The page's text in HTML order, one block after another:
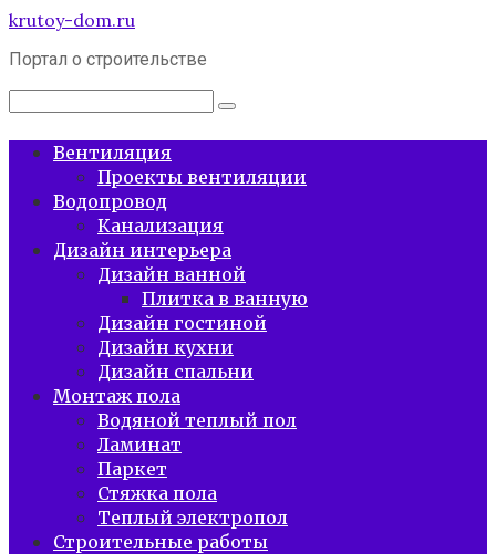
Перейти
контенту
krutoy-dom.ru
Портал о строительстве
Поиск:
Вентиляция
Проекты вентиляции
Водопровод
Канализация
Дизайн интерьера
Дизайн ванной
Плитка в ванную
Дизайн гостиной
Дизайн кухни
Дизайн спальни
Монтаж пола
Водяной теплый пол
Ламинат
Паркет
Стяжка пола
Теплый электропол
Строительные работы